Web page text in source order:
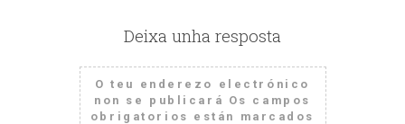
Deixa unha resposta
O teu enderezo electrónico
non se publicará Os campos
obrigatorios están marcados